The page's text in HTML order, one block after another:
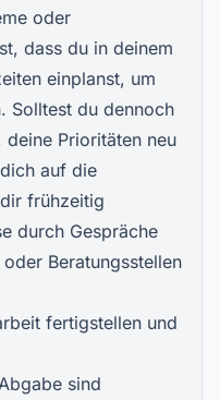
oder
dass du in deinem
einplanst, um
Solltest du dennoch
Prioritäten neu
auf die
frühzeitig
durch Gespräche
Beratungsstellen
fertigstellen und
sind